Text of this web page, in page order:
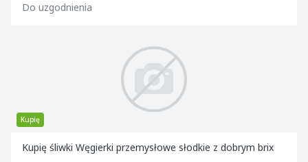
Do uzgodnienia
Kupię
Kupię śliwki Węgierki przemysłowe słodkie z dobrym brix